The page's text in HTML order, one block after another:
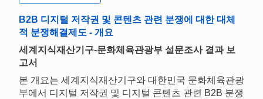
B2B 디지털 저작권 및 콘텐츠 관련 분쟁에 대한 대체
적 분쟁해결제도 - 개요
세계지식재산기구-문화체육관광부 설문조사 결과 보
고서
본 개요는 세계지식재산기구와 대한민국 문화체육관광
부에서 디지털 저작권 및 디지털 콘텐츠 관련 B2B 분쟁